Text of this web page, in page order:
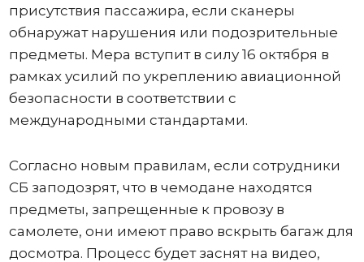
присутствия пассажира, если сканеры
обнаружат нарушения или подозрительные
предметы. Мера вступит в силу 16 октября в
рамках усилий по укреплению авиационной
безопасности в соответствии с
международными стандартами.
Согласно новым правилам, если сотрудники
СБ заподозрят, что в чемодане ​​находятся
предметы, запрещенные к провозу в
самолете, они имеют право вскрыть багаж для
досмотра. Процесс будет заснят на видео,